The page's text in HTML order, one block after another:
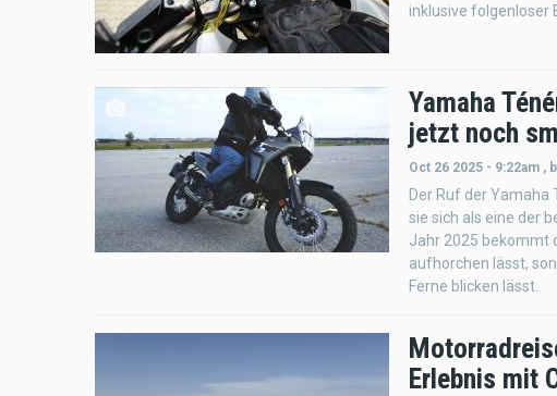
inklusive folgenloser
Yamaha
jetzt noch
Oct 26 2025 - 9:22am ,
Der Ruf der
sie sich als eine der
Jahr 2025 bekommt
aufhorchen lässt,
Ferne blicken lässt.
Erlebnis mit